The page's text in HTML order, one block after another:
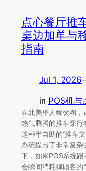
点心餐厅推
桌边加单与
指南
Jul 1, 2026
in POS机与
在北美华人餐饮圈，
热气腾腾的推车穿行
这种半自助的“推车
系统提出了非常复
下，如果POS系统
会瞬间消耗掉顾客的